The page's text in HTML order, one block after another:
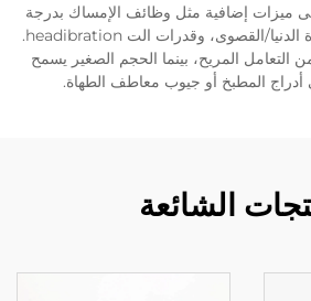
ميزات إضافية مثل وظائف الإمساك بدرجة
الحرارة، تتبع درجة الحرارة الدنيا/القصوى، وقدرات الت headibration.
التعامل المريح، بينما الحجم الصغير يسمح
أدراج المطبخ أو جيوب معاطف الطهاة.
الشائعة